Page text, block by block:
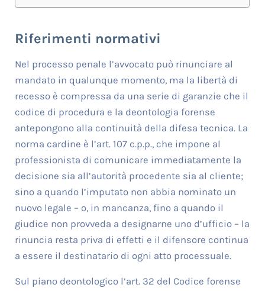
Riferimenti normativi
Nel processo penale l’avvocato può rinunciare al
mandato in qualunque momento, ma la libertà di
recesso è compressa da una serie di garanzie che il
codice di procedura e la deontologia forense
antepongono alla continuità della difesa tecnica. La
norma cardine è l’art. 107 c.p.p., che impone al
professionista di comunicare immediatamente la
decisione sia all’autorità procedente sia al cliente;
sino a quando l’imputato non abbia nominato un
nuovo legale – o, in mancanza, fino a quando il
giudice non provveda a designarne uno d’ufficio – la
rinuncia resta priva di effetti e il difensore continua
a essere il destinatario di ogni atto processuale.
Sul piano deontologico l’art. 32 del Codice forense